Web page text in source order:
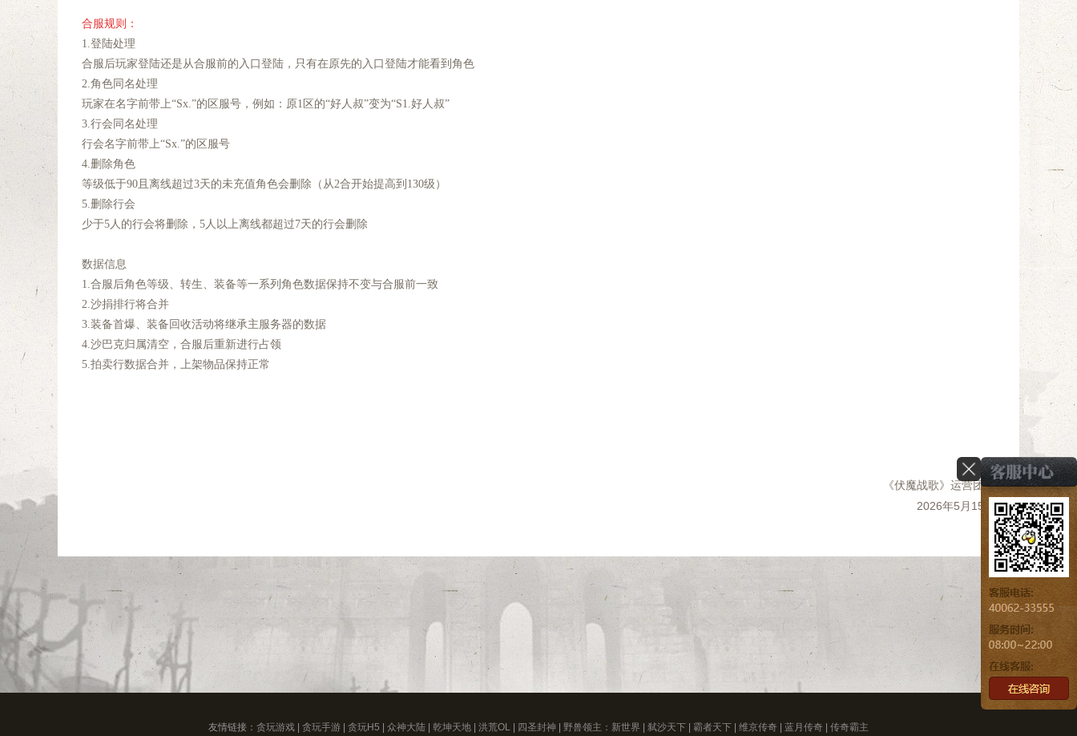
合服规则：
1.登陆处理
合服后玩家登陆还是从合服前的入口登陆，只有在原先的入口登陆才能看到角色
2.角色同名处理
玩家在名字前带上“Sx.”的区服号，例如：原1区的“好人叔”变为“S1.好人叔”
3.行会同名处理
行会名字前带上“Sx.”的区服号
4.删除角色
等级低于90且离线超过3天的未充值角色会删除（从2合开始提高到130级）
5.删除行会
少于5人的行会将删除，5人以上离线都超过7天的行会删除
数据信息
1.合服后角色等级、转生、装备等一系列角色数据保持不变与合服前一致
2.沙捐排行将合并
3.装备首爆、装备回收活动将继承主服务器的数据
4.沙巴克归属清空，合服后重新进行占领
5.拍卖行数据合并，上架物品保持正常
《伏魔战歌》运营团队
2026年5月15日
友情链接： 贪玩游戏 贪玩手游 贪玩H5 众神大陆 乾坤天地 洪荒OL 四圣封神 野兽领主：新世界 弑沙天下 霸者天下 维京传奇 蓝月传奇 传奇霸主